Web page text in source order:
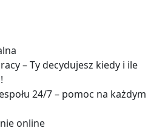
– Ty decydujesz kiedy i ile
24/7 – pomoc na każdym
online